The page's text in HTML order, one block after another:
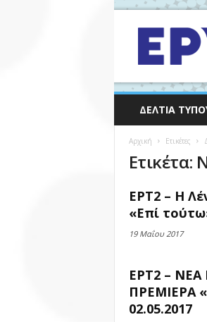
ΔΕΛΤΊΑ
Αρχική Ετικέτες
ΕΡΤ2 – Η
«Επί
19 Μαΐου 2017
ΕΡΤ2 –
ΠΡΕΜΙΕΡΑ
02.05.2017